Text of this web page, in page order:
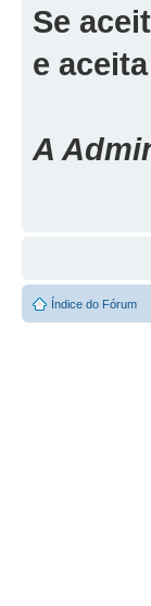
Se
e
A
Índice do Fórum